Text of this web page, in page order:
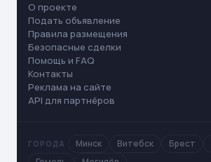
О проекте
Подать объявление
Правила размещения
Безопасные сделки
Помощь и FAQ
Контакты
Реклама на сайте
API для партнёров
ГОРОДА Минск Витебск Брест